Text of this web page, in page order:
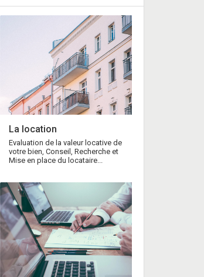
La location
Evaluation de la valeur locative de
votre bien, Conseil, Recherche et
Mise en place du locataire...